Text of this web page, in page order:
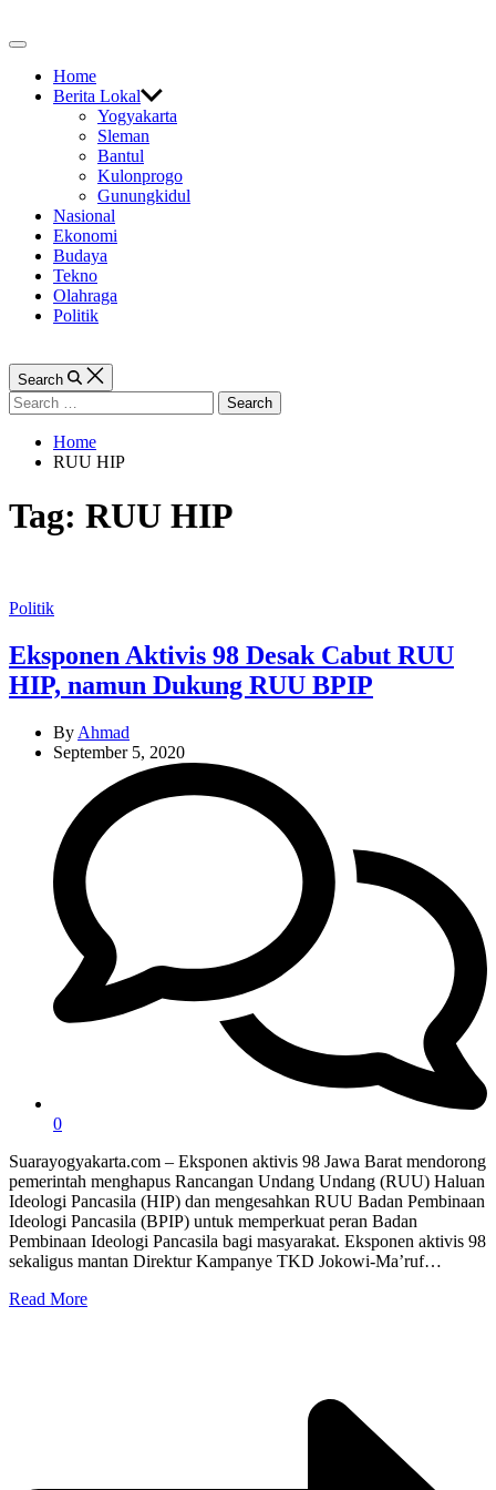
to
Off
CanvasHome
Berita Lokal
Yogyakarta
Sleman
Bantul
Kulonprogo
Gunungkidul
Nasional
Ekonomi
Budaya
Tekno
Olahraga
Politik
Search
Search
for:
Home
RUU HIP
Tag: RUU HIP
Categories
Politik
Eksponen Aktivis 98 Desak Cabut RUU
HIP, namun Dukung RUU BPIP
By Ahmad
September 5, 2020
0
Suarayogyakarta.com – Eksponen aktivis 98 Jawa Barat mendorong
pemerintah menghapus Rancangan Undang Undang (RUU) Haluan
Ideologi Pancasila (HIP) dan mengesahkan RUU Badan Pembinaan
Ideologi Pancasila (BPIP) untuk memperkuat peran Badan
Pembinaan Ideologi Pancasila bagi masyarakat. Eksponen aktivis 98
sekaligus mantan Direktur Kampanye TKD Jokowi-Ma’ruf…
Read More